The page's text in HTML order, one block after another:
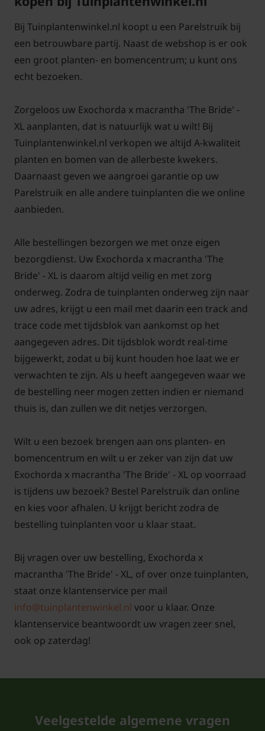
Voor alle grote planten in de XL-serieklik hier
Bij Tuinplantenwinkel.nl koopt u een Parelstruik bij
een betrouwbare partij. Naast de webshop is er ook
een groot planten- en bomencentrum; u kunt ons
echt bezoeken.
Zorgeloos uw Exochorda x macrantha 'The Bride' -
XL aanplanten, dat is natuurlijk wat u wilt! Bij
Tuinplantenwinkel.nl verkopen we altijd A-kwaliteit
planten en bomen van de allerbeste kwekers.
Daarnaast geven we aangroei garantie op uw
Parelstruik en alle andere tuinplanten die we online
aanbieden.
Alle bestellingen bezorgen we met onze eigen
bezorgdienst. Uw Exochorda x macrantha 'The
Bride' - XL is daarom altijd veilig en met zorg
onderweg. Zodra de tuinplanten onderweg zijn naar
uw adres, krijgt u een mail met daarin een track and
trace code met tijdsblok van aankomst op het
aangegeven adres. Dit tijdsblok wordt real-time
bijgewerkt, zodat u bij kunt houden hoe laat we er
verwachten te zijn. Als u heeft aangegeven waar we
de bestelling neer mogen zetten indien er niemand
thuis is, dan zullen we dit netjes verzorgen.
Wilt u een bezoek brengen aan ons planten- en
bomencentrum en wilt u er zeker van zijn dat uw
Exochorda x macrantha 'The Bride' - XL op voorraad
is tijdens uw bezoek? Bestel Parelstruik dan online
en kies voor afhalen. U krijgt bericht zodra de
bestelling tuinplanten voor u klaar staat.
Bij vragen over uw bestelling, Exochorda x
macrantha 'The Bride' - XL, of over onze tuinplanten,
staat onze klantenservice per mail
info@tuinplantenwinkel.nl voor u klaar. Onze
klantenservice beantwoordt uw vragen zeer snel,
ook op zaterdag!
Veelgestelde algemene vragen